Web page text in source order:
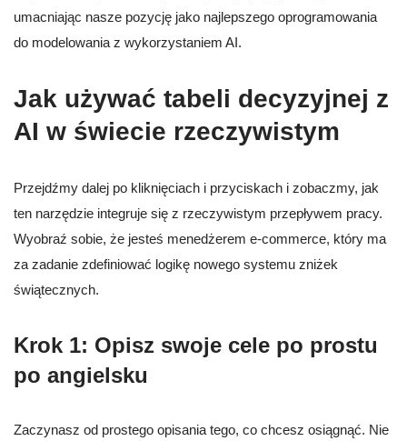
umacniając nasze pozycję jako najlepszego oprogramowania
do modelowania z wykorzystaniem AI.
Jak używać tabeli decyzyjnej z
AI w świecie rzeczywistym
Przejdźmy dalej po kliknięciach i przyciskach i zobaczmy, jak
ten narzędzie integruje się z rzeczywistym przepływem pracy.
Wyobraź sobie, że jesteś menedżerem e-commerce, który ma
za zadanie zdefiniować logikę nowego systemu zniżek
świątecznych.
Krok 1: Opisz swoje cele po prostu
po angielsku
Zaczynasz od prostego opisania tego, co chcesz osiągnąć. Nie